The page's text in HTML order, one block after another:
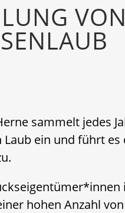
VON
sammelt jedes
Laub ein und führt es
hohen Anzahl von